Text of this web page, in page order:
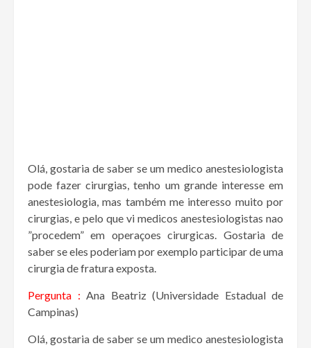
Olá, gostaria de saber se um medico anestesiologista
pode fazer cirurgias, tenho um grande interesse em
anestesiologia, mas também me interesso muito por
cirurgias, e pelo que vi medicos anestesiologistas nao
”procedem” em operaçoes cirurgicas. Gostaria de
saber se eles poderiam por exemplo participar de uma
cirurgia de fratura exposta.
Pergunta : Ana Beatriz (Universidade Estadual de
Campinas)
Olá, gostaria de saber se um medico anestesiologista